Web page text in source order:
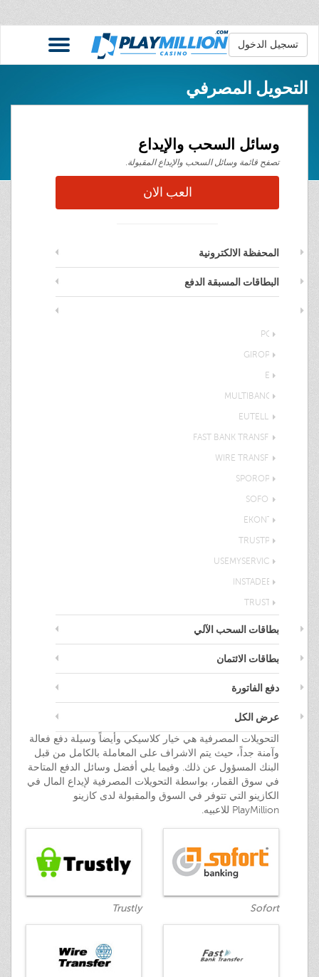
تسجيل الدخول
التحويل المصرفي
وسائل السحب والإيداع
تصفح قائمة وسائل السحب والإيداع المقبولة.
العب الان
المحفظة الالكترونية
البطاقات المسبقة الدفع
POLI
GIROPAY
EPS
MULTIBANCO
EUTELLER
FAST BANK TRANSFER
WIRE TRANSFER
SPOROPAY
SOFORT
EKONTO
TRUSTPAY
USEMYSERVICES
INSTADEBIT
TRUSTLY
بطاقات السحب الآلي
بطاقات الائتمان
دفع الفاتورة
عرض الكل
التحويلات المصرفية هي خيار كلاسيكي وأيضاً وسيلة دفع فعالة
وآمنة جداً، حيث يتم الاشراف على المعاملة بالكامل من قبل
البنك المسؤول عن ذلك. وفيما يلي أفضل وسائل الدفع المتاحة
في سوق القمار، بواسطة التحويلات المصرفية لإيداع المال في
الكازينو التي تتوفر في السوق والمقبولة لدى كازينو
PlayMillion للاعبيه.
Trustly Sofort